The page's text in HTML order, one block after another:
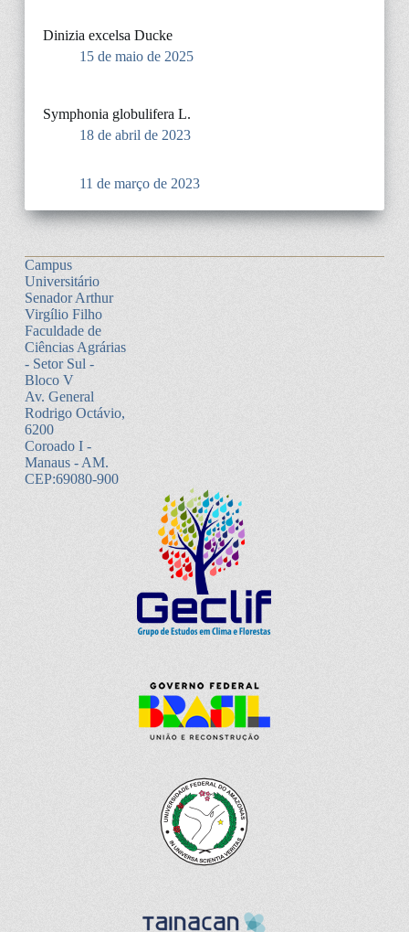
Dinizia excelsa Ducke
15 de maio de 2025
Symphonia globulifera L.
18 de abril de 2023
11 de março de 2023
Campus
Universitário
Senador Arthur
Virgílio Filho
Faculdade de
Ciências Agrárias
- Setor Sul -
Bloco V
Av. General
Rodrigo Octávio,
6200
Coroado I -
Manaus - AM.
CEP:69080-900